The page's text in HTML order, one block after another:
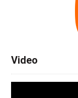
Video